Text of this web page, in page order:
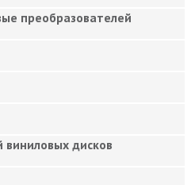
преобразователей
дисков